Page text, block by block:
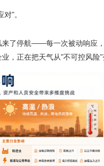
"。
来了停航——每一次被动响应
，正在把天气从"不可控风险